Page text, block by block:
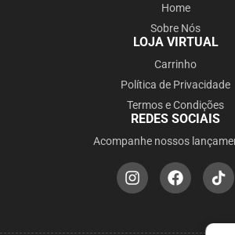
Home
Sobre Nós
LOJA VIRTUAL
Carrinho
Política de Privacidade
Termos e Condições
REDES SOCIAIS
Acompanhe nossos